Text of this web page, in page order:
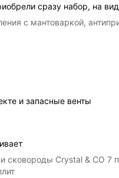
сразу набор, на
с мантоваркой,
и запасные венты
Crystal & CO 7